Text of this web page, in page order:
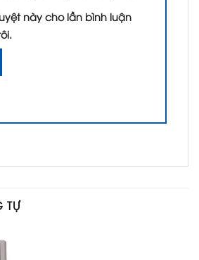
này cho lần bình luận
TỰ